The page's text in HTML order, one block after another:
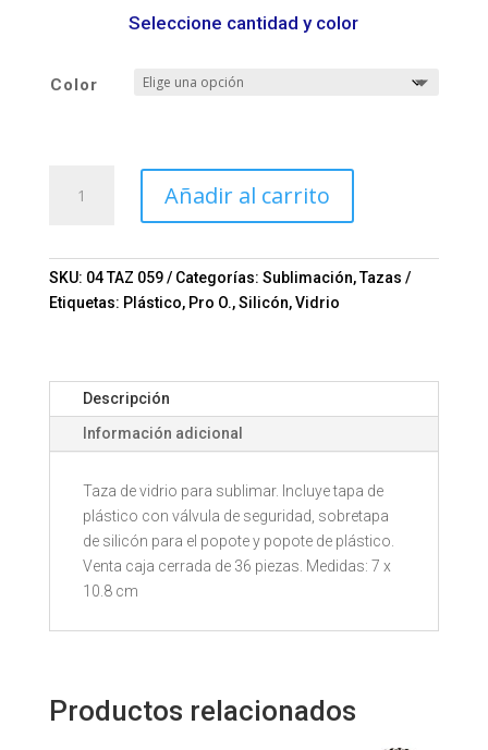
Seleccione cantidad y color
Color
PARA
Mod.
04-
cantidad
Añadir al carrito
SKU: 04 TAZ 059 Categorías: Sublimación,Tazas
Etiquetas: Plástico, Pro O.,Silicón,Vidrio
Descripción
Información adicional
Taza de vidrio para sublimar. Incluye tapa de
plástico con válvula de seguridad, sobretapa
de silicón para el popote y popote de plástico.
Venta caja cerrada de 36 piezas. Medidas: 7 x
10.8 cm
Productos relacionados